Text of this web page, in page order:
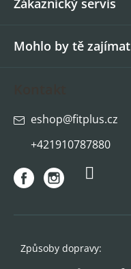
Mohlo by tě zajímat
eshop@fitplus.cz
+421910787880
Způsoby dopravy: